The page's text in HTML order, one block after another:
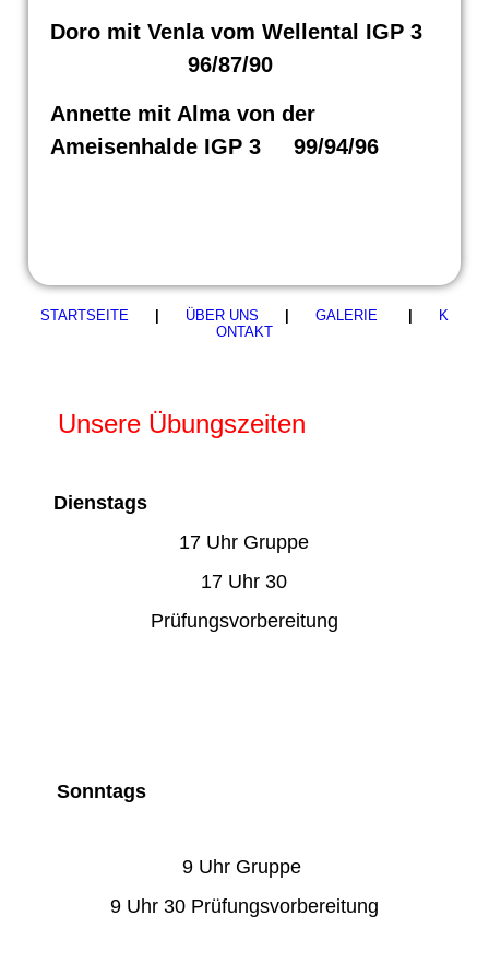
Doro mit Venla vom Wellental IGP 3
96/87/90
Annette mit Alma von der
Ameisenhalde IGP 3 99/94/96
STARTSEITE | ÜBER UNS | GALERIE | K
ONTAKT
Unsere Übungszeiten
Dienstags
17 Uhr Gruppe
17 Uhr 30
Prüfungsvorbereitung
Sonntags
9 Uhr Gruppe
9 Uhr 30 Prüfungsvorbereitung